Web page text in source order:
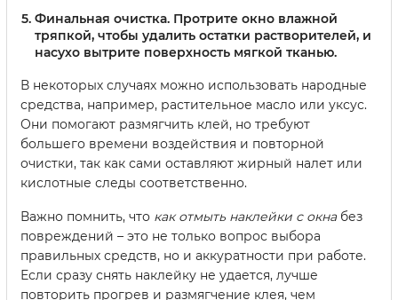
Финальная очистка. Протрите окно влажной
тряпкой, чтобы удалить остатки растворителей, и
насухо вытрите поверхность мягкой тканью.
В некоторых случаях можно использовать народные
средства, например, растительное масло или уксус.
Они помогают размягчить клей, но требуют
большего времени воздействия и повторной
очистки, так как сами оставляют жирный налет или
кислотные следы соответственно.
Важно помнить, что как отмыть наклейки с окнабез
повреждений – это не только вопрос выбора
правильных средств, но и аккуратности при работе.
Если сразу снять наклейку не удается, лучше
повторить прогрев и размягчение клея, чем